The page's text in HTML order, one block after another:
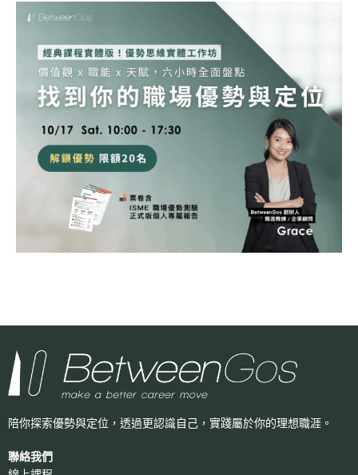
陪你探索優勢與定位，透過更認識自己， 實踐屬於你的理想職涯。
聯絡我們